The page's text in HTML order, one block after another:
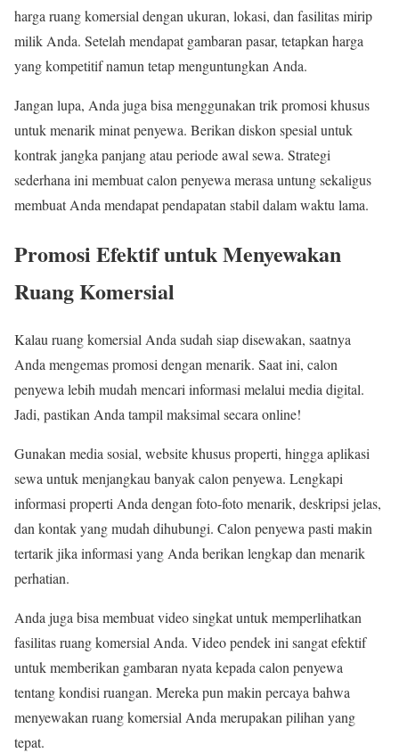
harga ruang komersial dengan ukuran, lokasi, dan fasilitas mirip
milik Anda. Setelah mendapat gambaran pasar, tetapkan harga
yang kompetitif namun tetap menguntungkan Anda.
Jangan lupa, Anda juga bisa menggunakan trik promosi khusus
untuk menarik minat penyewa. Berikan diskon spesial untuk
kontrak jangka panjang atau periode awal sewa. Strategi
sederhana ini membuat calon penyewa merasa untung sekaligus
membuat Anda mendapat pendapatan stabil dalam waktu lama.
Promosi Efektif untuk Menyewakan
Ruang Komersial
Kalau ruang komersial Anda sudah siap disewakan, saatnya
Anda mengemas promosi dengan menarik. Saat ini, calon
penyewa lebih mudah mencari informasi melalui media digital.
Jadi, pastikan Anda tampil maksimal secara online!
Gunakan media sosial, website khusus properti, hingga aplikasi
sewa untuk menjangkau banyak calon penyewa. Lengkapi
informasi properti Anda dengan foto-foto menarik, deskripsi jelas,
dan kontak yang mudah dihubungi. Calon penyewa pasti makin
tertarik jika informasi yang Anda berikan lengkap dan menarik
perhatian.
Anda juga bisa membuat video singkat untuk memperlihatkan
fasilitas ruang komersial Anda. Video pendek ini sangat efektif
untuk memberikan gambaran nyata kepada calon penyewa
tentang kondisi ruangan. Mereka pun makin percaya bahwa
menyewakan ruang komersial Anda merupakan pilihan yang
tepat.